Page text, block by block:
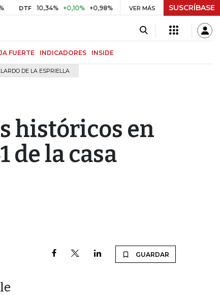
+0,10% +0,98% UVR $ 416,91 +$ 0,05 +0,01% BITCOIN
VER MÁS SUSCRÍBASE
FUERTE INDICADORES INSIDE
DE LA ESPRIELLA
históricos en
de la casa
GUARDAR